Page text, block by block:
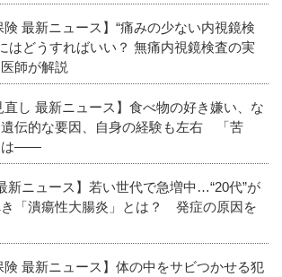
険 最新ニュース】“痛みの少ない内視鏡検
はどうすればいい？ 無痛内視鏡検査の実
師が解説
直し 最新ニュース】食べ物の好き嫌い、な
伝的な要因、自身の経験も左右 「苦
は――
新ニュース】若い世代で急増中…“20代”が
「潰瘍性大腸炎」とは？ 発症の原因を
険 最新ニュース】体の中をサビつかせる犯